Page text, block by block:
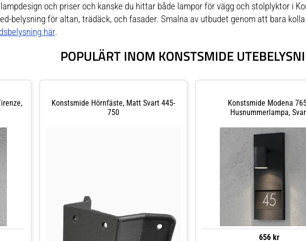
och priser och kanske du hittar både lampor för vägg och stolplyktor i
belysning för altan, trädäck, och fasader. Smalna av utbudet genom att bara
här.
POPULÄRT INOM KONSTSMIDE
Konstsmide Hörnfäste, Matt Svart 445-
750
Konstsmide Modena
Husnummerlampa,
656 kr